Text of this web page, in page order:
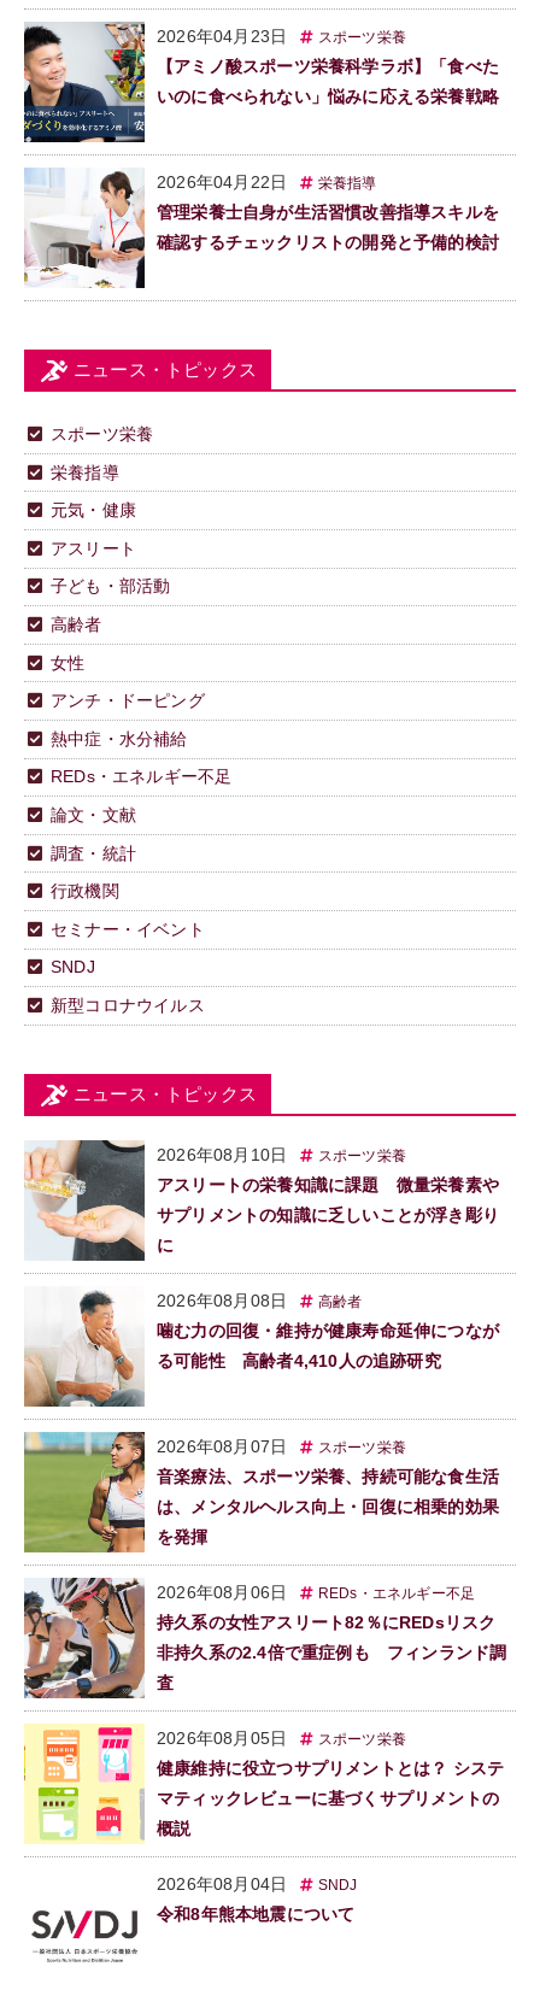
2026年04月23日 スポーツ栄養
【アミノ酸スポーツ栄養科学ラボ】「食べた
いのに食べられない」悩みに応える栄養戦略
2026年04月22日 栄養指導
管理栄養士自身が生活習慣改善指導スキルを
確認するチェックリストの開発と予備的検討
ニュース・トピックス
スポーツ栄養
栄養指導
元気・健康
アスリート
子ども・部活動
高齢者
女性
アンチ・ドーピング
熱中症・水分補給
REDs・エネルギー不足
論文・文献
調査・統計
行政機関
セミナー・イベント
SNDJ
新型コロナウイルス
ニュース・トピックス
2026年08月10日 スポーツ栄養
アスリートの栄養知識に課題 微量栄養素や
サプリメントの知識に乏しいことが浮き彫り
に
2026年08月08日 高齢者
噛む力の回復・維持が健康寿命延伸につなが
る可能性 高齢者4,410人の追跡研究
2026年08月07日 スポーツ栄養
音楽療法、スポーツ栄養、持続可能な食生活
は、メンタルヘルス向上・回復に相乗的効果
を発揮
2026年08月06日 REDs・エネルギー不足
持久系の女性アスリート82％にREDsリスク
非持久系の2.4倍で重症例も フィンランド調
査
2026年08月05日 スポーツ栄養
健康維持に役立つサプリメントとは？ システ
マティックレビューに基づくサプリメントの
概説
2026年08月04日 SNDJ
令和8年熊本地震について